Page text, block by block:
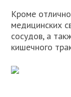
Кроме
медицинских
сосудов, а
кишечного